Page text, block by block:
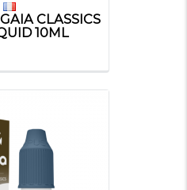
CLASSICS
10ML